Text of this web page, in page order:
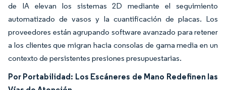
de IA elevan los sistemas 2D mediante el seguimiento
automatizado de vasos y la cuantificación de placas. Los
proveedores están agrupando software avanzado para retener
a los clientes que migran hacia consolas de gama media en un
contexto de persistentes presiones presupuestarias.
Por Portabilidad: Los Escáneres de Mano Redefinen las